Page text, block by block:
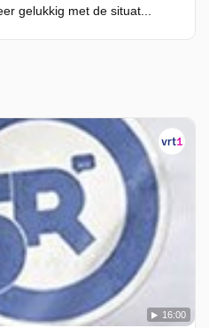
gelukkig met de situat...
16:00